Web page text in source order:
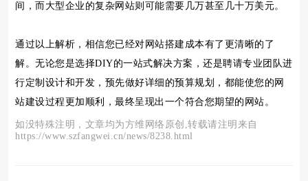
间，而大型企业的复杂网站则可能需要几万甚至几十万美元。
通过以上解析，相信您已经对网站搭建成本有了更清晰的了
解。无论您是选择DIY的一站式解决方案，还是聘请专业团队进
行定制设计和开发，预先做好详细的预算规划，都能使您的网
站建设过程更加顺利，最终呈现出一个符合您期望的网站。
如没特殊注明，文章均为方维网络原创,转载请注明来自
https://www.szfangwei.cn/news/8238.html